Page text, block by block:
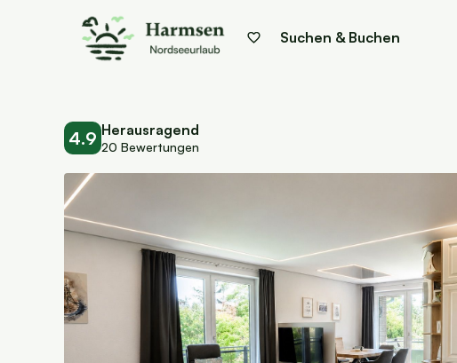
Suchen & Buchen
4.9 Herausragend
20 Bewertungen